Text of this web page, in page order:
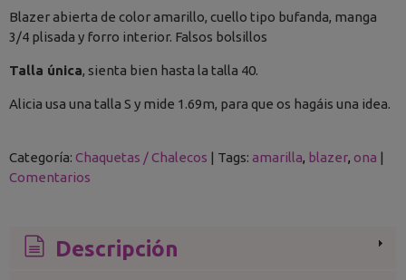
Blazer abierta de color amarillo, cuello tipo bufanda, manga
3/4 plisada y forro interior. Falsos bolsillos
Talla única, sienta bien hasta la talla 40.
Alicia usa una talla S y mide 1.69m, para que os hagáis una idea.
Categoría: Chaquetas / Chalecos | Tags: amarilla blazer ona |
Comentarios
Descripción